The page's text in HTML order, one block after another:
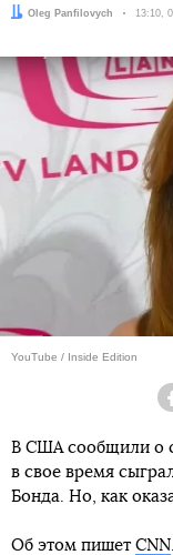
Автор:
Oleg Panfilovych Дата:
13:10,
YouTube / Inside Edition
В США сообщили о
в свое время
Бонда. Но, как
Об этом пишет CNN